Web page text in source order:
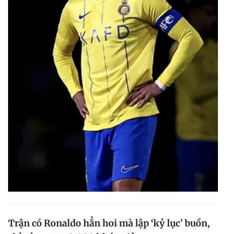
Trận có Ronaldo hẳn hoi mà lập ‘kỷ lục’ buồn,